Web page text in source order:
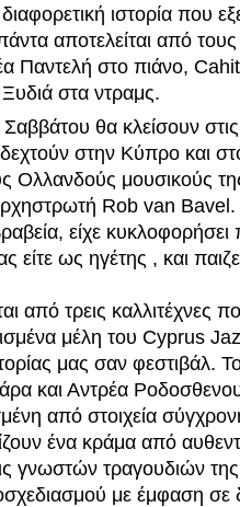
ιστορία που
αποτελείται από
Παντελή στο πιάνο,
στα ντραμς.
θα κλείσουν
στην Κύπρο και
Ολλανδούς μουσικούς
Rob van
είχε κυκλοφορήσει
είτε ως ηγέτης , και
από τρεις καλλιτέχνες
μέλη του Cyprus
μας σαν φεστιβάλ.
και Αντρέα
από στοιχεία
ένα κράμα από
γνωστών τραγουδιών
με έμφαση σε